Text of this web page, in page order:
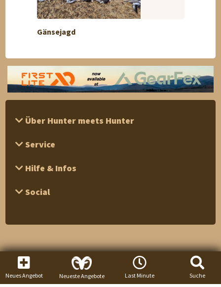
Gänsejagd
Über Hunter meets Hunter
Service
Hilfe & Infos
Social
Neues Angebot Neueste Angebote Last Minute Suche